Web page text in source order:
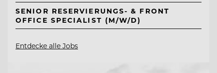
SENIOR RESERVIERUNGS- & FRONT
OFFICE SPECIALIST (M/W/D)
Entdecke alle Jobs